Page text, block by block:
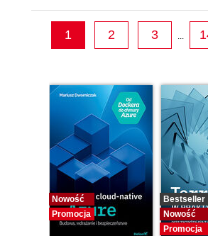
1 2 3 ...
Nowość
Promocja
Bestseller
Nowość
Promocja